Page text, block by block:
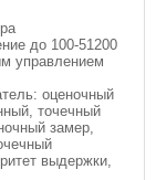
до 100-51200
управлением
оценочный
точечный
замер,
выдержки,